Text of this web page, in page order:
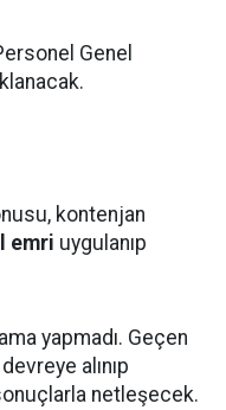
Genel
kontenjan
emri uygulanıp
yapmadı. Geçen
alınıp
netleşecek.